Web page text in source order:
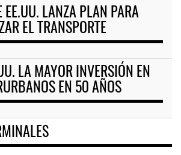
EE.UU. LANZA PLAN PARA
EL TRANSPORTE
LA MAYOR INVERSIÓN EN
EN 50 AÑOS